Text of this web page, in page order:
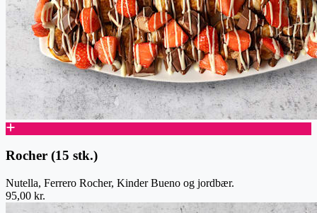
Rocher (15 stk.)
Nutella, Ferrero Rocher, Kinder Bueno og jordbær.
95,00 kr.